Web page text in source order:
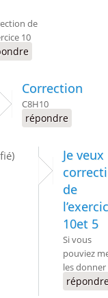
de
10
Correction
C8H10
répondre
Je veux
de
10et 5
Si vous
pouviez
les donner